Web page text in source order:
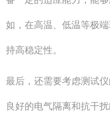
如，在高温、低温等极
持高稳定性。
最后，还需要考虑测试
良好的电气隔离和抗干